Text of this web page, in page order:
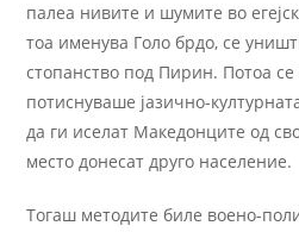
палеа нивите и шумите во
тоа именува Голо брдо, се
стопанство под Пирин. Потоа
потиснуваше јазично-
да ги иселат Македонците од
место донесат друго население.
Тогаш методите биле воено-